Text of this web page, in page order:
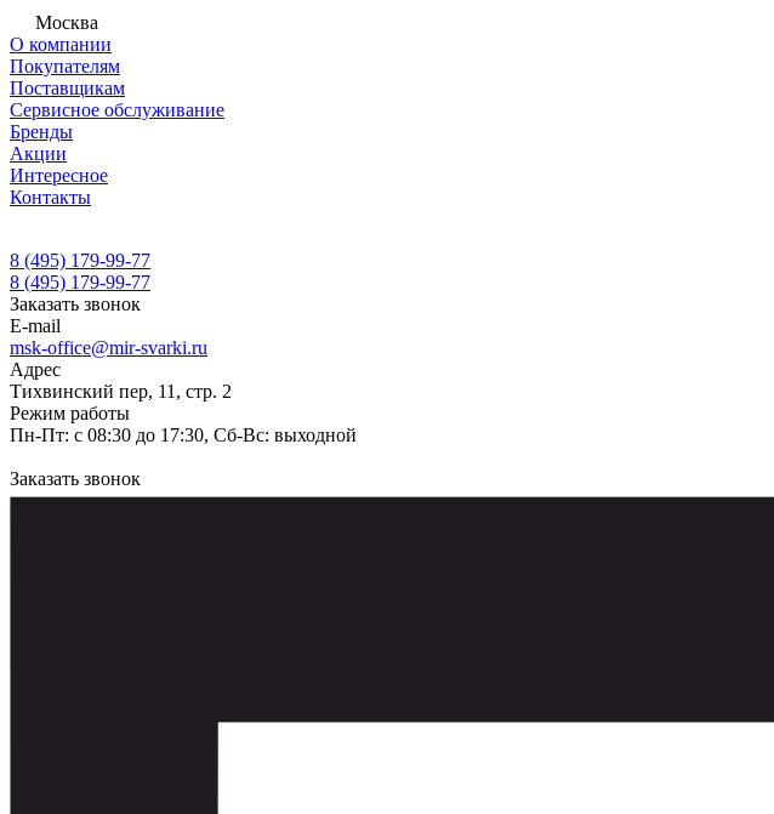
Москва
О компании
Покупателям
Поставщикам
Сервисное обслуживание
Бренды
Акции
Интересное
Контакты
8 (495) 179-99-77
8 (495) 179-99-77
Заказать звонок
E-mail
msk-office@mir-svarki.ru
Адрес
Тихвинский пер, 11, стр. 2
Режим работы
Пн-Пт: с 08:30 до 17:30, Сб-Вс: выходной
Заказать звонок